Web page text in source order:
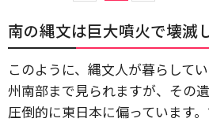
南の縄文は巨大噴火で壊滅
このように、縄文人が暮らして
州南部まで見られますが、その
圧倒的に東日本に偏っています